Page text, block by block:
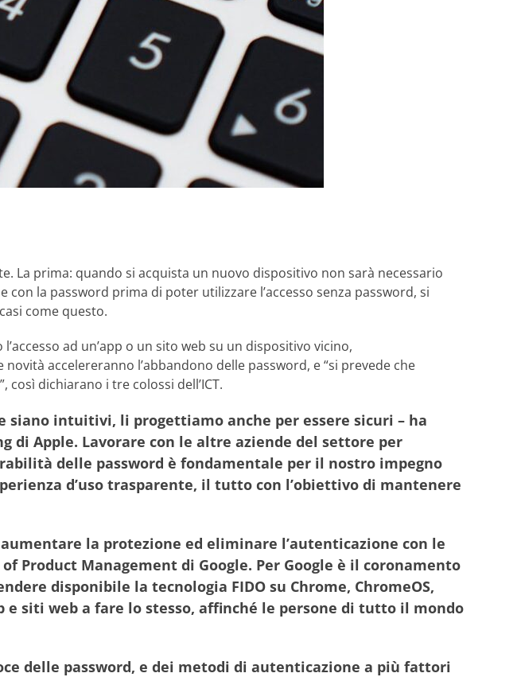
La prima: quando si acquista un nuovo dispositivo non sarà necessario
la password prima di poter utilizzare l’accesso senza password, si
come questo.
ad un’app o un sito web su un dispositivo vicino,
accelereranno l’abbandono delle password, e “si prevede che
dichiarano i tre colossi dell’ICT.
intuitivi, li progettiamo anche per essere sicuri – ha
Apple. Lavorare con le altre aziende del settore per
delle password è fondamentale per il nostro impegno
d’uso trasparente, il tutto con l’obiettivo di mantenere
la protezione ed eliminare l’autenticazione con le
Product Management di Google. Per Google è il coronamento
disponibile la tecnologia FIDO su Chrome, ChromeOS,
siti web a fare lo stesso, affinché le persone di tutto il mondo
delle password, e dei metodi di autenticazione a più fattori